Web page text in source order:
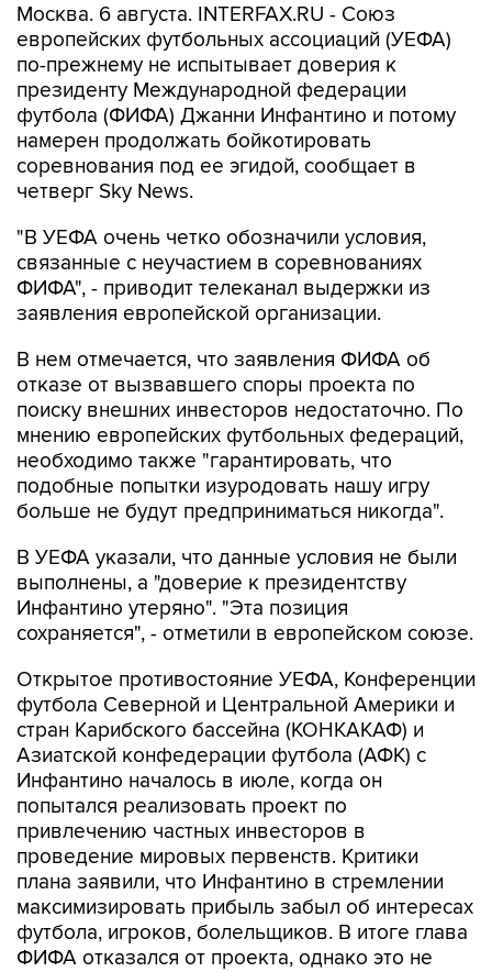
Москва. 6 августа. INTERFAX.RU - Союз
европейских футбольных ассоциаций (УЕФА)
по-прежнему не испытывает доверия к
президенту Международной федерации
футбола (ФИФА) Джанни Инфантино и потому
намерен продолжать бойкотировать
соревнования под ее эгидой, сообщает в
четверг Sky News.
"В УЕФА очень четко обозначили условия,
связанные с неучастием в соревнованиях
ФИФА", - приводит телеканал выдержки из
заявления европейской организации.
В нем отмечается, что заявления ФИФА об
отказе от вызвавшего споры проекта по
поиску внешних инвесторов недостаточно. По
мнению европейских футбольных федераций,
необходимо также "гарантировать, что
подобные попытки изуродовать нашу игру
больше не будут предприниматься никогда".
В УЕФА указали, что данные условия не были
выполнены, а "доверие к президентству
Инфантино утеряно". "Эта позиция
сохраняется", - отметили в европейском союзе.
Открытое противостояние УЕФА, Конференции
футбола Северной и Центральной Америки и
стран Карибского бассейна (КОНКАКАФ) и
Азиатской конфедерации футбола (АФК) с
Инфантино началось в июле, когда он
попытался реализовать проект по
привлечению частных инвесторов в
проведение мировых первенств. Критики
плана заявили, что Инфантино в стремлении
максимизировать прибыль забыл об интересах
футбола, игроков, болельщиков. В итоге глава
ФИФА отказался от проекта, однако это не